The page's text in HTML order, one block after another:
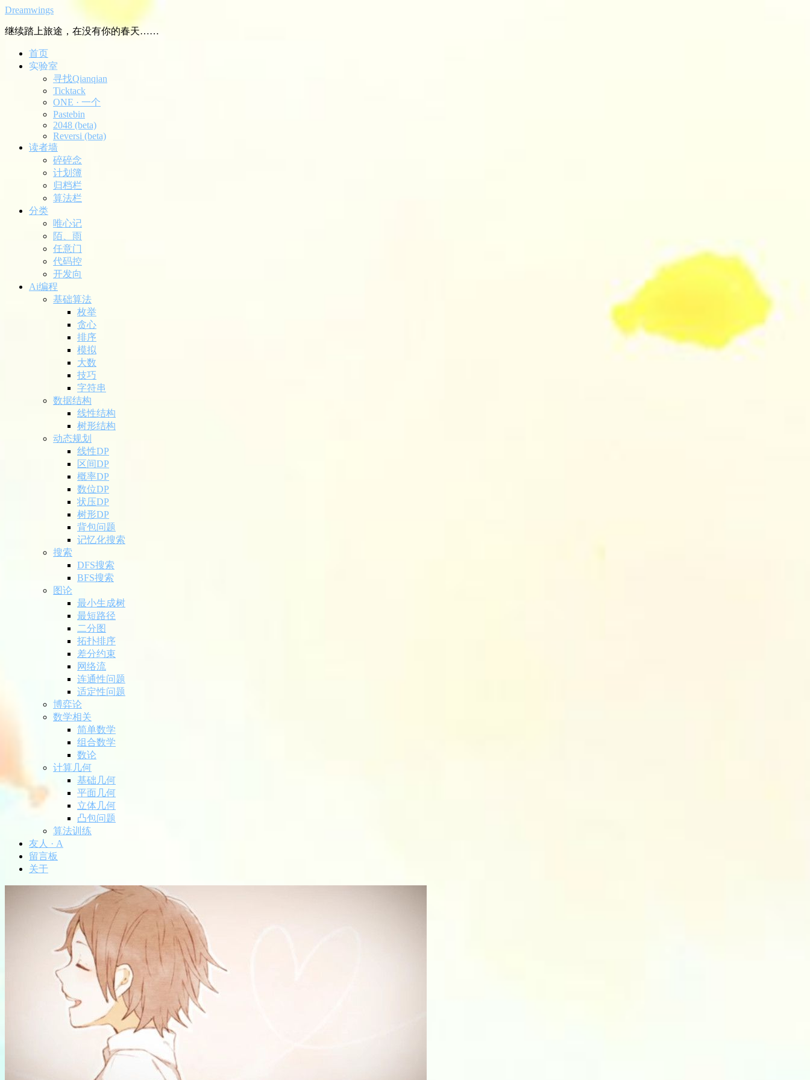
Dreamwings
继续踏上旅途，在没有你的春天……
首页
实验室
寻找Qianqian
Ticktack
ONE · 一个
Pastebin
2048 (beta)
Reversi (beta)
读者墙
碎碎念
计划簿
归档栏
算法栏
分类
唯心记
陌、雨
任意门
代码控
开发向
Ai编程
基础算法
枚举
贪心
排序
模拟
大数
技巧
字符串
数据结构
线性结构
树形结构
动态规划
线性DP
区间DP
概率DP
数位DP
状压DP
树形DP
背包问题
记忆化搜索
搜索
DFS搜索
BFS搜索
图论
最小生成树
最短路径
二分图
拓扑排序
差分约束
网络流
连通性问题
适定性问题
博弈论
数学相关
简单数学
组合数学
数论
计算几何
基础几何
平面几何
立体几何
凸包问题
算法训练
友人 · A
留言板
关于